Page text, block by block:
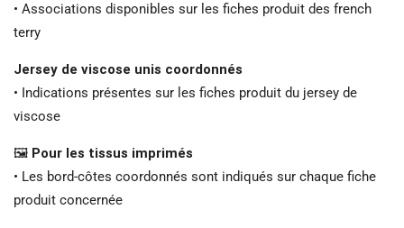
• Associations disponibles sur les fiches produit des french
terry
Jersey de viscose unis coordonnés
• Indications présentes sur les fiches produit du jersey de
viscose
🖼️ Pour les tissus imprimés
• Les bord-côtes coordonnés sont indiqués sur chaque fiche
produit concernée